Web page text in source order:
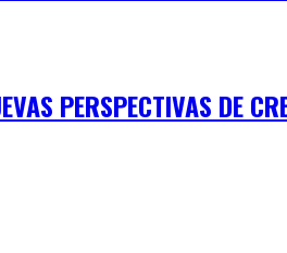
PERSPECTIVAS DE